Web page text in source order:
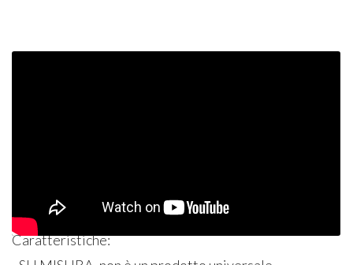
Caratteristiche: